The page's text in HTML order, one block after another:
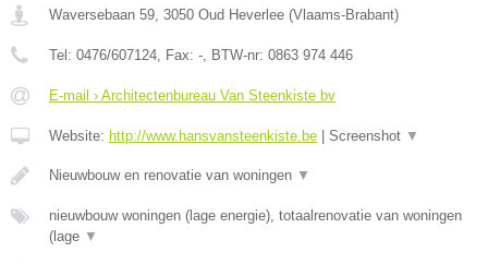
Waversebaan 59, 3050 Oud Heverlee (Vlaams-Brabant)
Tel: 0476/607124, Fax: -, BTW-nr: 0863 974 446
E-mail › Architectenbureau Van Steenkiste bv
Website: http://www.hansvansteenkiste.be Screenshot ▼
Nieuwbouw en renovatie van woningen ▼
nieuwbouw woningen (lage energie), totaalrenovatie van woningen
(lage ▼